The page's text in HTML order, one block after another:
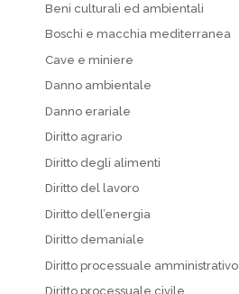
Beni culturali ed ambientali
Boschi e macchia mediterranea
Cave e miniere
Danno ambientale
Danno erariale
Diritto agrario
Diritto degli alimenti
Diritto del lavoro
Diritto dell’energia
Diritto demaniale
Diritto processuale amministrativo
Diritto processuale civile